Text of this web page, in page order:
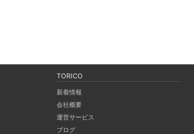
TORICO
新着情報
会社概要
運営サービス
ブログ